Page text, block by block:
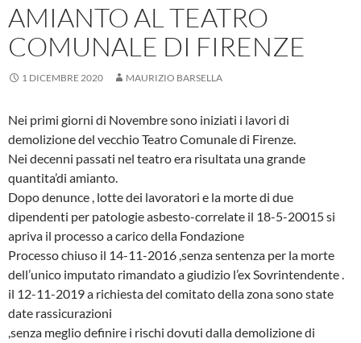
AMIANTO AL TEATRO
COMUNALE DI FIRENZE
1 DICEMBRE 2020 MAURIZIO BARSELLA
Nei primi giorni di Novembre sono iniziati i lavori di
demolizione del vecchio Teatro Comunale di Firenze.
Nei decenni passati nel teatro era risultata una grande
quantita’di amianto.
Dopo denunce , lotte dei lavoratori e la morte di due
dipendenti per patologie asbesto-correlate il 18-5-20015 si
apriva il processo a carico della Fondazione
Processo chiuso il 14-11-2016 ,senza sentenza per la morte
dell’unico imputato rimandato a giudizio l’ex Sovrintendente .
il 12-11-2019 a richiesta del comitato della zona sono state
date rassicurazioni
,senza meglio definire i rischi dovuti dalla demolizione di